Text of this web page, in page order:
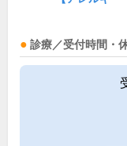
診療／受付時間・